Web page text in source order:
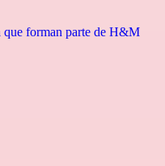
que forman parte de H&M